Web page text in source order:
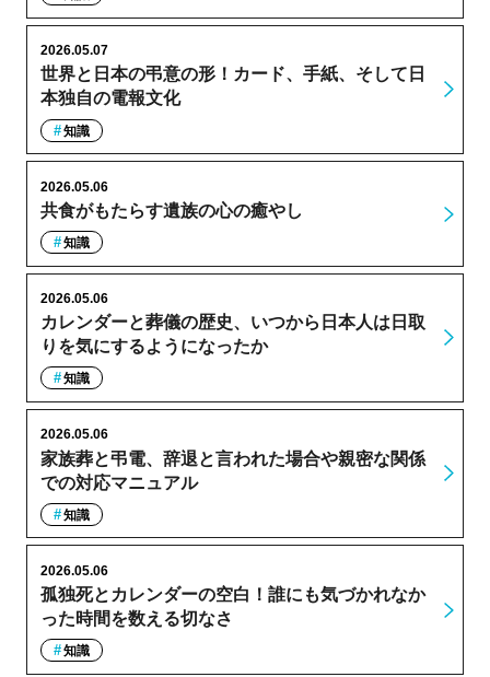
世界と日本の弔意の形！カード、手紙、そして日
本独自の電報文化
2026.05.07
知識
共食がもたらす遺族の心の癒やし
2026.05.06
知識
カレンダーと葬儀の歴史、いつから日本人は日取
りを気にするようになったか
2026.05.06
知識
家族葬と弔電、辞退と言われた場合や親密な関係
での対応マニュアル
2026.05.06
知識
孤独死とカレンダーの空白！誰にも気づかれなか
った時間を数える切なさ
2026.05.06
知識